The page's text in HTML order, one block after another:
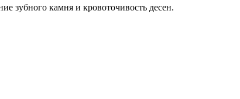
зубного камня и кровоточивость десен.